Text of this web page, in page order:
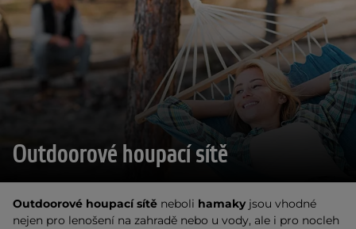
Outdoorové houpací sítě
Outdoorové houpací sítě neboli hamaky jsou vhodné
nejen pro lenošení na zahradě nebo u vody, ale i pro nocleh